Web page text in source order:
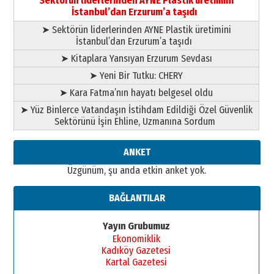
02 Ağustos 2026 Pazar
İstanbul’dan Erzurum’a taşıdı
➤ Sektörün liderlerinden AYNE Plastik üretimini
İstanbul’dan Erzurum’a taşıdı
➤ Kitaplara Yansıyan Erzurum Sevdası
➤ Yeni Bir Tutku: CHERY
➤ Kara Fatma’nın hayatı belgesel oldu
➤ Yüz Binlerce Vatandaşın İstihdam Edildiği Özel Güvenlik
Sektörünü İşin Ehline, Uzmanına Sordum
ANKET
Üzgünüm, şu anda etkin anket yok.
BAĞLANTILAR
Yayın Grubumuz
Ekonomiklik
Kadıköy Gazetesi
Kartal Gazetesi